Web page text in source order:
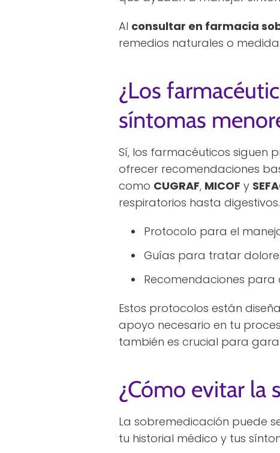
Al consultar en farmacia
remedios naturales o
¿Los
síntomas
Sí, los farmacéuticos siguen
ofrecer recomendaciones
como CUGRAF, MICOF y
respiratorios hasta digestivos.
Protocolo para el
Guías para tratar
Recomendaciones
Estos protocolos están
apoyo necesario en tu
también es crucial para
¿Cómo evitar la
La sobremedicación puede
tu historial médico y tus